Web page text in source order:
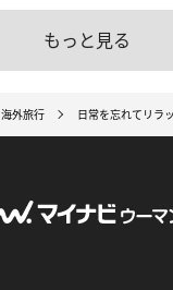
もっと見る
海外旅行 日常を忘れてリラ